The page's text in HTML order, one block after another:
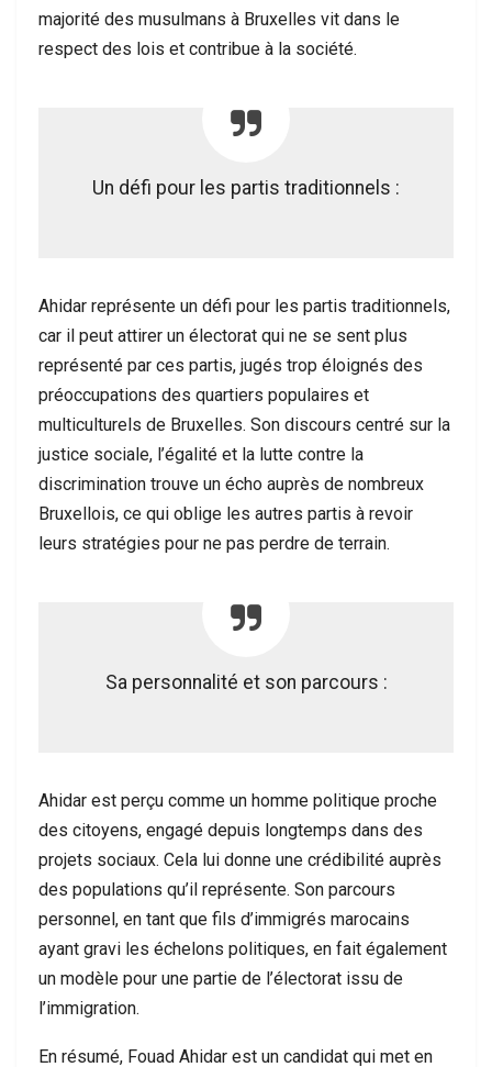
majorité des musulmans à Bruxelles vit dans le
respect des lois et contribue à la société.
Un défi pour les partis traditionnels :
Ahidar représente un défi pour les partis traditionnels,
car il peut attirer un électorat qui ne se sent plus
représenté par ces partis, jugés trop éloignés des
préoccupations des quartiers populaires et
multiculturels de Bruxelles. Son discours centré sur la
justice sociale, l’égalité et la lutte contre la
discrimination trouve un écho auprès de nombreux
Bruxellois, ce qui oblige les autres partis à revoir
leurs stratégies pour ne pas perdre de terrain.
Sa personnalité et son parcours :
Ahidar est perçu comme un homme politique proche
des citoyens, engagé depuis longtemps dans des
projets sociaux. Cela lui donne une crédibilité auprès
des populations qu’il représente. Son parcours
personnel, en tant que fils d’immigrés marocains
ayant gravi les échelons politiques, en fait également
un modèle pour une partie de l’électorat issu de
l’immigration.
En résumé, Fouad Ahidar est un candidat qui met en